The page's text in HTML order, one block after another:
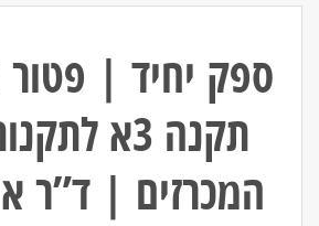
ספק יחיד | פטור
תקנה 3א
המכרזים | ד”ר